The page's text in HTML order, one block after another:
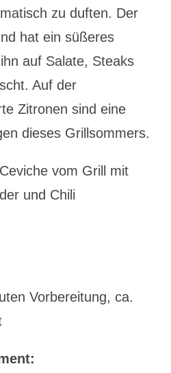
zu duften. Der
hat ein süßeres
auf Salate, Steaks
Auf der
Zitronen sind eine
dieses Grillsommers.
Vorbereitung, ca.